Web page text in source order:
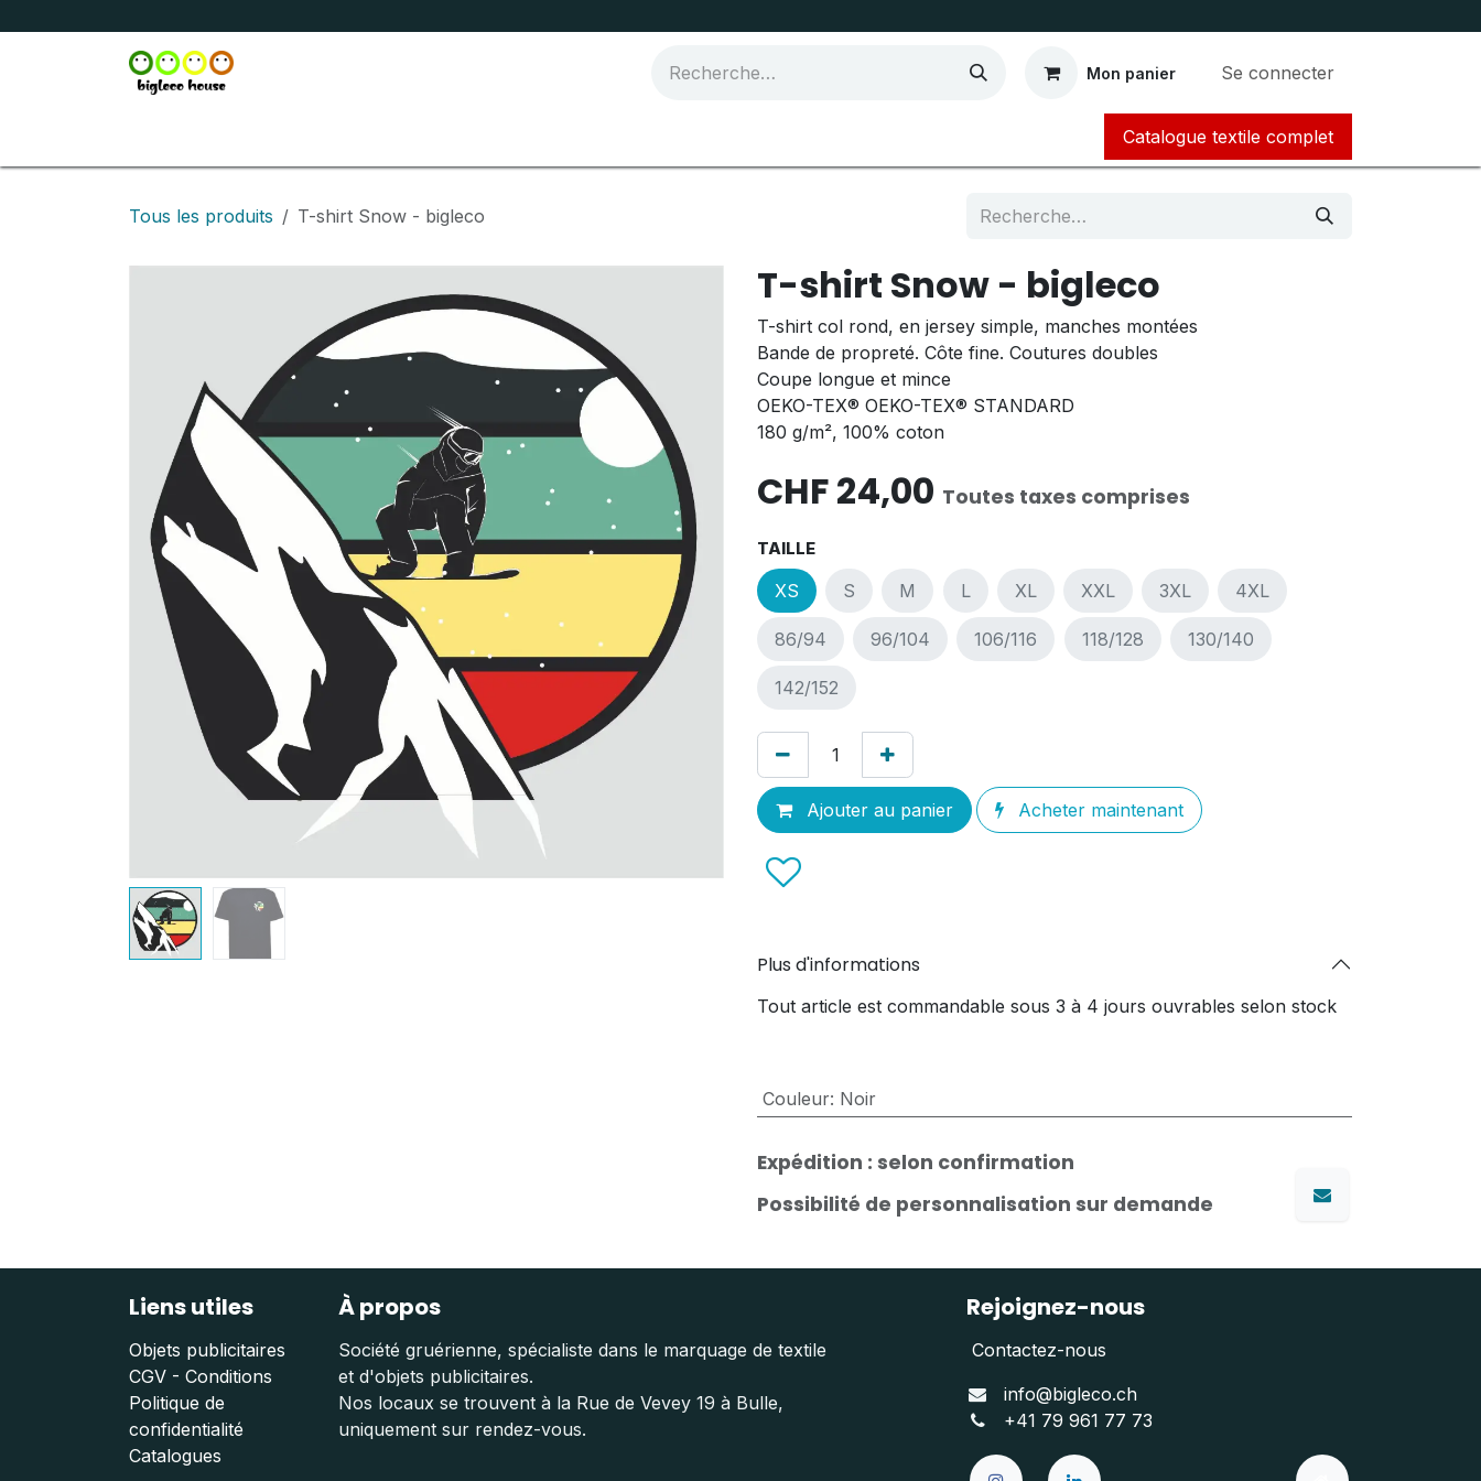
Mon panier Se connecter
Catalogue textile complet​​​​​​
Tous les produits T-shirt Snow - bigleco
T-shirt Snow - bigleco
T-shirt col rond, en jersey simple, manches montées
Bande de propreté. Côte fine. Coutures doubles
Coupe longue et mince
OEKO-TEX® OEKO-TEX® STANDARD
180 g/m², 100% coton
CHF24,00 Toutes taxes comprises
TAILLE
XS S M L XL XXL 3XL 4XL
86/94 96/104 106/116 118/128 130/140
142/152
Ajouter au panier Acheter maintenant
Plus d'informations
Tout article est commandable sous 3 à 4 jours ouvrables selon stock
Couleur: Noir
Expédition : selon confirmation
Possibilité de personnalisation sur demande
Liens utiles
Objets publicitaires
CGV - Conditions
Politique de
confidentialité
Catalogues
À propos
Société gruérienne, spécialiste dans le marquage de textile
et d'objets publicitaires.
Nos locaux se trouvent à la Rue de Vevey 19 à Bulle,
uniquement sur rendez-vous.
Rejoignez-nous
Contactez-nous
info@bigleco.ch
+41 79 961 77 73